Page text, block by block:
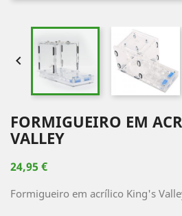

FORMIGUEIRO EM
VALLEY
24,95 €
Formigueiro em acrílico King's